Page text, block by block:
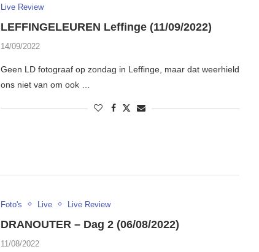
Live Review
LEFFINGELEUREN Leffinge (11/09/2022)
14/09/2022
Geen LD fotograaf op zondag in Leffinge, maar dat weerhield
ons niet van om ook …
Foto's Live Live Review
DRANOUTER – Dag 2 (06/08/2022)
11/08/2022